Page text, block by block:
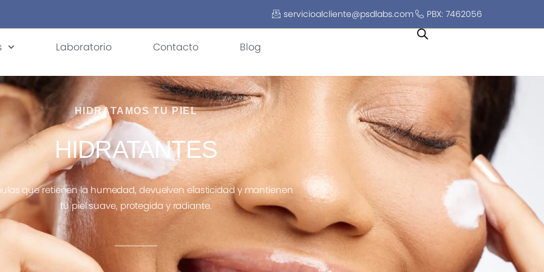
servicioalcliente@psdlabs.com PBX: 7462056
Laboratorio Contacto Blog
HIDRATAMOS TU PIEL
HIDRATANTES
que retienen la humedad, devuelven elasticidad y mantienen
tu piel suave, protegida y radiante.